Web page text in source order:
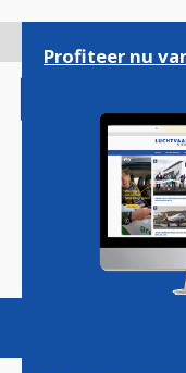
gaan
Magazine
Profiteer nu